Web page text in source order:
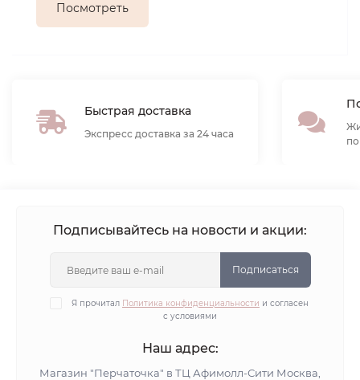
Посмотреть
Быстрая доставка
Экспресс доставка за 24 часа
Подписывайтесь на новости и акции:
Подписаться
Я прочитал Политика конфиденциальности и согласен
с условиями
Наш адрес:
Магазин "Перчаточка" в ТЦ Афимолл-Сити Москва,